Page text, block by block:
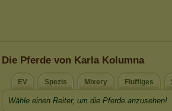
Die Pferde von Karla Kolumna
EV Spezis Mixery Fluffiges
Wähle einen Reiter, um die Pferde anzusehen!